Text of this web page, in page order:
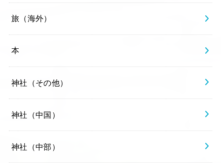
旅（海外）
本
神社（その他）
神社（中国）
神社（中部）